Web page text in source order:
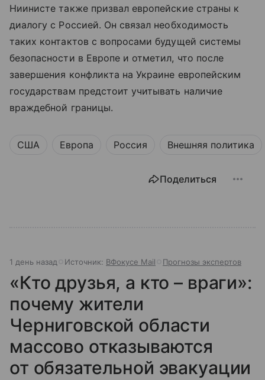
Ниинисте также призвал европейские страны к
диалогу с Россией. Он связал необходимость
таких контактов с вопросами будущей системы
безопасности в Европе и отметил, что после
завершения конфликта на Украине европейским
государствам предстоит учитывать наличие
враждебной границы.
США Европа Россия Внешняя политика
Поделиться
1 день назад Источник: ВФокусе Mail Прогнозы экспертов
«Кто друзья, а кто – враги»:
почему жители
Черниговской области
массово отказываются
от обязательной эвакуации